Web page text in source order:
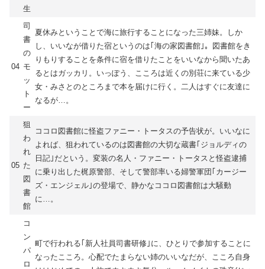
生
04
司
書
の
モ
ッ
ト
ー
夏休みということで海に旅行することになった三姉妹。しか
し、いいなが借りた宿というのは｢海の家図書館｣。図書館をき
りもりすることを条件に宿を借りたことをいいなから聞いたあ
るとはガッカリ。いっぽう、こころは近くの別荘に来ている少
女・みさとのところまで本を届けに行く。二人はすぐに友達に
なるが…。
05
狙
わ
れ
た
図
書
館
ココロ図書館に怪盗ファニー・トータスの予告状が。いいなに
よれば、狙われているのは図書館の大切な蔵書｢ジョルディの
日記｣だという。変装の名人・ファニー・トータスと怪盗逮捕
に乗り出した梶原警部、そして警部率いる婦警軍団｢カージー
ズ・エンジェル｣の登場で、静かなココロ図書館は大騒動
に…。
コ
ン
パ
ロ
町で行われる｢新人社員司書研修｣に、ひとりで参加することに
なったこころ。心配でたまらない姉のいいなだが、こころ自身